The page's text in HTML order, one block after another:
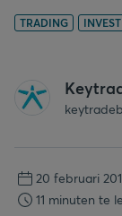
TRADING
20 februari
11 minuten te